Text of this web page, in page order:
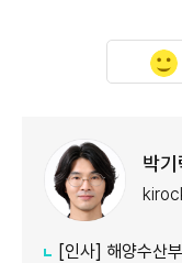
박
[인사] 해양수산부